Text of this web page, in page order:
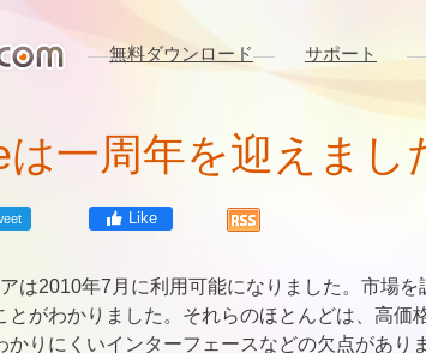
無料ダウンロード サポート
一周年を迎えまし
Like
は2010年7月に利用可能になりました。市場
とがわかりました。それらのほとんどは、高
りにくいインターフェースなどの欠点があり